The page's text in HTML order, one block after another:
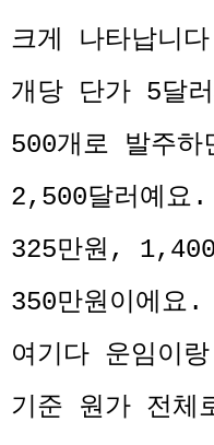
크게 나타납니
개당 단가 5달
500개로 발주하
2,500달러예요
325만원, 1,400
350만원이에요
여기다 운임이
기준 원가 전체